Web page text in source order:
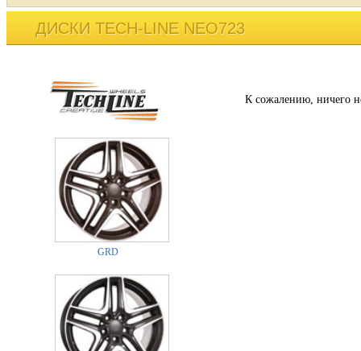
ДИСКИ TECH-LINE NEO723
GRD
К сожалению, ничего